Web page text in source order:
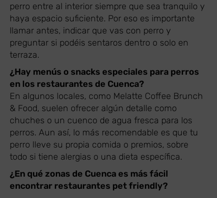
perro entre al interior siempre que sea tranquilo y
haya espacio suficiente. Por eso es importante
llamar antes, indicar que vas con perro y
preguntar si podéis sentaros dentro o solo en
terraza.
¿Hay menús o snacks especiales para perros
en los restaurantes de Cuenca?
En algunos locales, como Melatte Coffee Brunch
& Food, suelen ofrecer algún detalle como
chuches o un cuenco de agua fresca para los
perros. Aun así, lo más recomendable es que tu
perro lleve su propia comida o premios, sobre
todo si tiene alergias o una dieta específica.
¿En qué zonas de Cuenca es más fácil
encontrar restaurantes pet friendly?